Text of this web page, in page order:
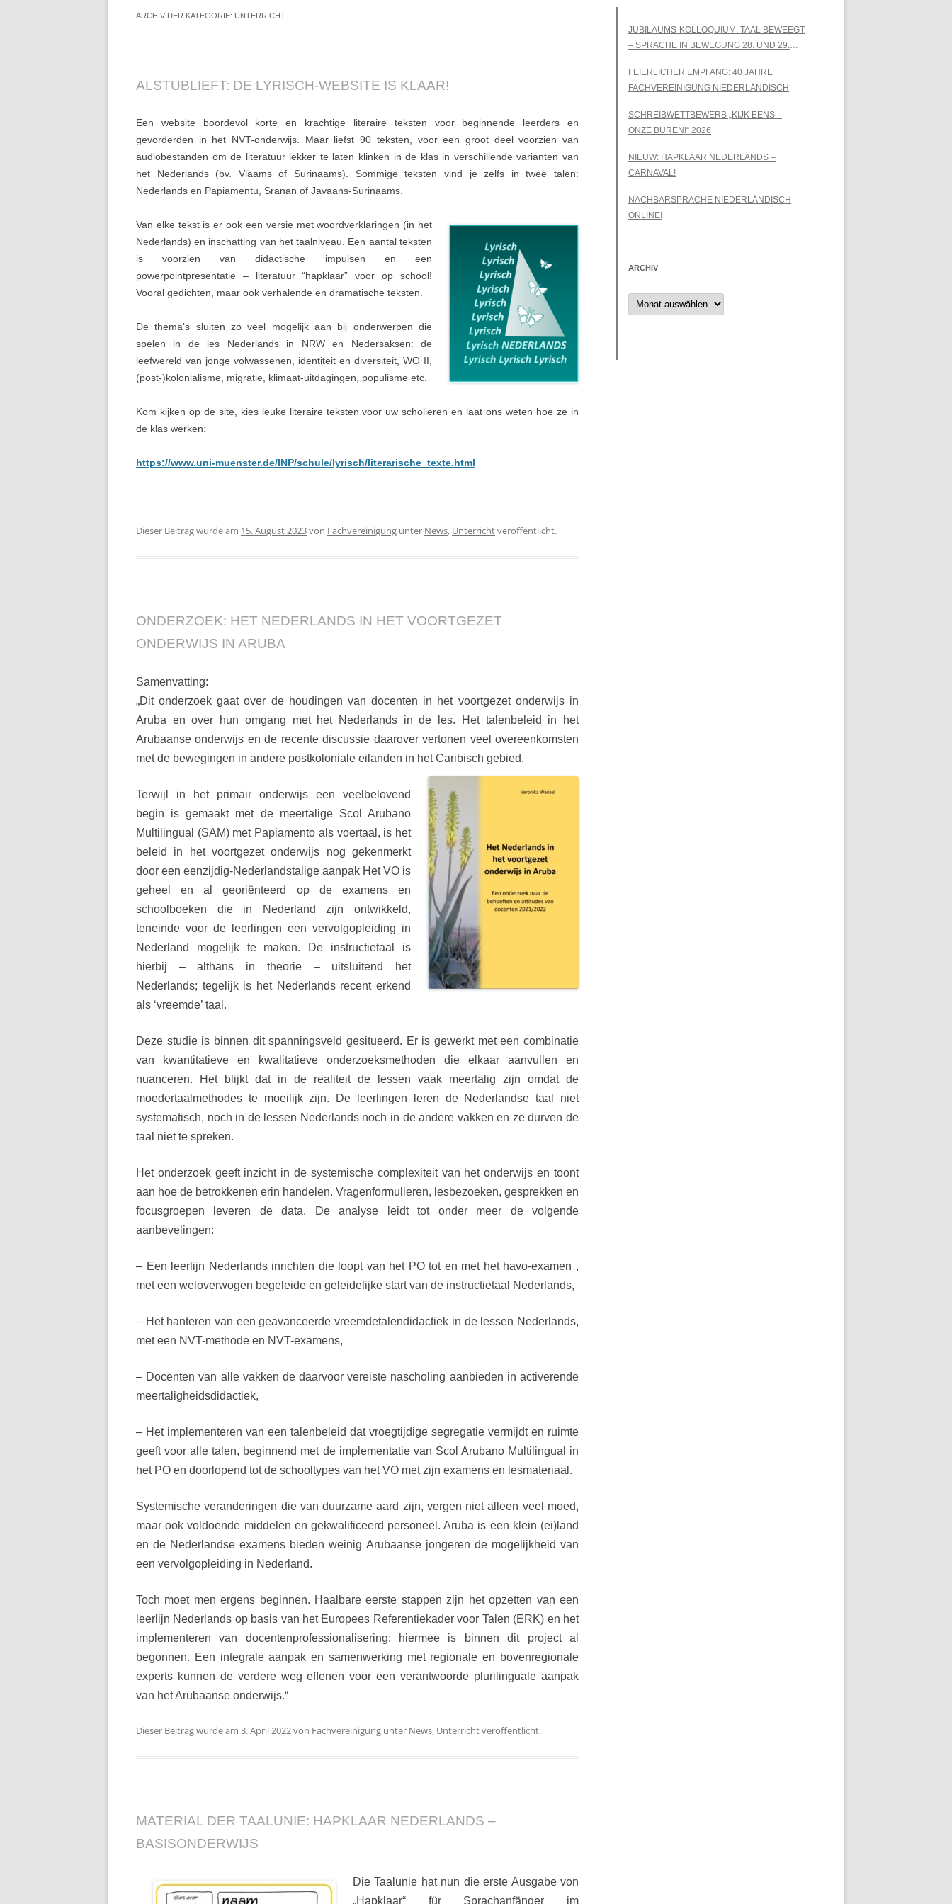
ARCHIV DER KATEGORIE: UNTERRICHT
ALSTUBLIEFT: DE LYRISCH-WEBSITE IS KLAAR!
Een website boordevol korte en krachtige literaire teksten voor beginnende leerders en
gevorderden in het NVT-onderwijs. Maar liefst 90 teksten, voor een groot deel voorzien van
audiobestanden om de literatuur lekker te laten klinken in de klas in verschillende varianten van
het Nederlands (bv. Vlaams of Surinaams). Sommige teksten vind je zelfs in twee talen:
Nederlands en Papiamentu, Sranan of Javaans-Surinaams.
Van elke tekst is er ook een versie met woordverklaringen (in het
Nederlands) en inschatting van het taalniveau. Een aantal teksten
is voorzien van didactische impulsen en een
powerpointpresentatie – literatuur “hapklaar” voor op school!
Vooral gedichten, maar ook verhalende en dramatische teksten.
De thema’s sluiten zo veel mogelijk aan bij onderwerpen die
spelen in de les Nederlands in NRW en Nedersaksen: de
leefwereld van jonge volwassenen, identiteit en diversiteit, WO II,
(post-)kolonialisme, migratie, klimaat-uitdagingen, populisme etc.
Kom kijken op de site, kies leuke literaire teksten voor uw scholieren en laat ons weten hoe ze in
de klas werken:
https://www.uni-muenster.de/INP/schule/lyrisch/literarische_texte.html
Dieser Beitrag wurde am 15. August 2023von Fachvereinigung unter News, Unterrichtveröffentlicht.
ONDERZOEK: HET NEDERLANDS IN HET VOORTGEZET
ONDERWIJS IN ARUBA
Samenvatting:
„Dit onderzoek gaat over de houdingen van docenten in het voortgezet onderwijs in
Aruba en over hun omgang met het Nederlands in de les. Het talenbeleid in het
Arubaanse onderwijs en de recentediscussie daarover vertonen veel overeenkomsten
met de bewegingen in andere postkoloniale eilanden in het Caribisch gebied.
Terwijl in het primair onderwijs een veelbelovend
begin is gemaakt met de meertalige Scol Arubano
Multilingual (SAM) met Papiamento als voertaal, is het
beleid in het voortgezet onderwijs nog gekenmerkt
door een eenzijdig-Nederlandstalige aanpak Het VO is
geheel en al georiënteerd op de examens en
schoolboeken die in Nederland zijn ontwikkeld,
teneinde voor de leerlingen een vervolgopleiding in
Nederland mogelijk te maken. De instructietaal is
hierbij – althans in theorie – uitsluitend het
Nederlands; tegelijk is het Nederlands recent erkend
als ‘vreemde’ taal.
Deze studie is binnen dit spanningsveld gesitueerd. Er is gewerkt met een combinatie
van
kwantitatieve en kwalitatieve onderzoeksmethoden die elkaar aanvullen en
nuanceren. Het blijkt dat in de realiteit de lessen vaak meertalig zijn omdat de
moedertaalmethodes te moeilijk zijn. De
leerlingen leren de Nederlandse taal niet
systematisch, noch in de lessen Nederlands noch in de andere vakken en ze durven de
taal niet te spreken.
Het onderzoek geeft inzicht in de systemische complexiteit van het onderwijs en toont
aan hoe de betrokkenen erin handelen. Vragenformulieren, lesbezoeken, gesprekken en
focusgroepen leveren dedata. De analyse leidt tot onder meer de volgende
aanbevelingen:
– Een leerlijn Nederlands inrichten die loopt van het PO tot en met het havo-examen ,
met een weloverwogen begeleide en geleidelijke start van de instructietaal Nederlands,
– Het hanteren van een geavanceerde vreemdetalendidactiek in de lessen Nederlands,
met een NVT-methode en NVT-examens,
– Docenten van alle vakken de daarvoor vereiste nascholing aanbieden in activerende
meertaligheidsdidactiek,
– Het implementeren van een talenbeleid dat vroegtijdige segregatie vermijdt en ruimte
geeftvoor alle talen, beginnend met de implementatie van Scol Arubano Multilingual in
het PO en doorlopend tot de schooltypes van het VO met zijn examens en lesmateriaal.
Systemische veranderingen die van duurzame aard zijn, vergen niet alleen veel moed,
maar ookvoldoende middelen en gekwalificeerd personeel. Aruba is een klein (ei)land
en de Nederlandseexamens bieden weinig Arubaanse jongeren de mogelijkheid van
een vervolgopleiding in Nederland.
Toch moet men ergens beginnen. Haalbare eerste stappen zijn het opzetten van een
leerlijn Nederlands op basis van het Europees Referentiekader voor Talen (ERK) en het
implementeren van docentenprofessionalisering; hiermee is binnen dit project al
begonnen. Een integrale aanpak en samenwerking met regionale en bovenregionale
experts kunnen de verdere weg effenen voor eenverantwoorde plurilinguale aanpak
van het Arubaanse onderwijs.“
Dieser Beitrag wurde am 3. April 2022von Fachvereinigung unter News, Unterrichtveröffentlicht.
MATERIAL DER TAALUNIE: HAPKLAAR NEDERLANDS –
BASISONDERWIJS
Die Taalunie hat nun die erste Ausgabe von
„Hapklaar“ für Sprachanfänger im
JUBILÄUMS-KOLLOQUIUM: TAAL BEWEEGT
– SPRACHE IN BEWEGUNG 28. UND 29.
FEIERLICHER EMPFANG: 40 JAHRE
FACHVEREINIGUNG NIEDERLÄNDISCH
SCHREIBWETTBEWERB „KIJK EENS –
ONZE BUREN!“ 2026
NIEUW: HAPKLAAR NEDERLANDS –
CARNAVAL!
NACHBARSPRACHE NIEDERLÄNDISCH
ONLINE!
ARCHIV
Archiv